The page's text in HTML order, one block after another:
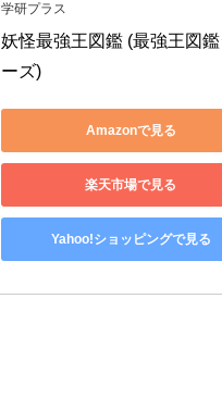
学研プラス
妖怪最強王図鑑 (最強王図鑑
ーズ)
Amazonで見る
楽天市場で見る
Yahoo!ショッピングで見る